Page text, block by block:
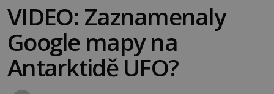
VIDEO: Zaznamenaly
Google mapy na
Antarktidě UFO?